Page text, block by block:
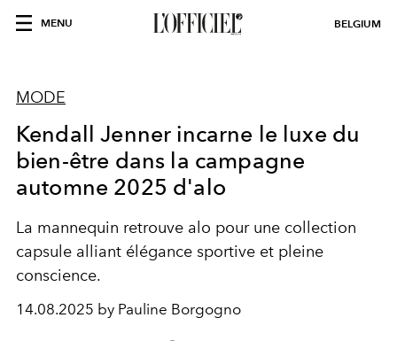
MENU BELGIUM
MODE
Kendall Jenner incarne le luxe du
bien-être dans la campagne
automne 2025 d'alo
La mannequin retrouve alo pour une collection
capsule alliant élégance sportive et pleine
conscience.
14.08.2025 by Pauline Borgogno